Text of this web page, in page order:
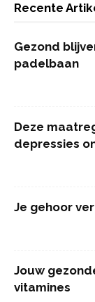
Recente
Gezond
padelbaan
Deze
depressies
Je gehoor
Jouw
vitamines